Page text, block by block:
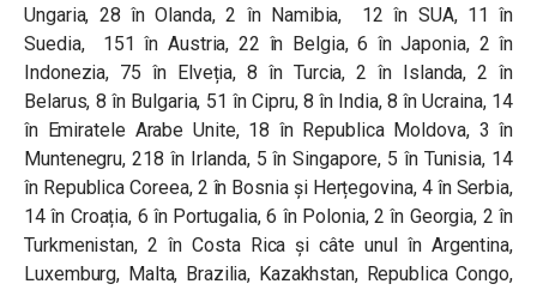
Ungaria, 28 în Olanda, 2 în Namibia, 12 în SUA, 11 în
Suedia, 151 în Austria, 22 în Belgia, 6 în Japonia, 2 în
Indonezia, 75 în Elveția, 8 în Turcia, 2 în Islanda, 2 în
Belarus, 8 în Bulgaria, 51 în Cipru, 8 în India, 8 în Ucraina, 14
în Emiratele Arabe Unite, 18 în Republica Moldova, 3 în
Muntenegru, 218 în Irlanda, 5 în Singapore, 5 în Tunisia, 14
în Republica Coreea, 2 în Bosnia și Herțegovina, 4 în Serbia,
14 în Croația, 6 în Portugalia, 6 în Polonia, 2 în Georgia, 2 în
Turkmenistan, 2 în Costa Rica și câte unul în Argentina,
Luxemburg, Malta, Brazilia, Kazakhstan, Republica Congo,